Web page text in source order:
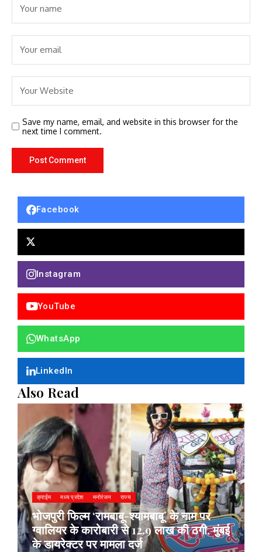
Save my name, email, and website in this browser for the
next time I comment.
Facebook
Instagram
YouTube
WhatsApp
LinkedIn
Also Read
क्राईम मध्य प्रदेश मनोरंजन राज्य
भोजपुरी फिल्म ‘रामबाबू-श्यामबाबू’ के नाम पर
ग्वालियर के कारोबारी से 12.9 लाख की ठगी, मुंबई
के डायरेक्टर पर मामला दर्ज